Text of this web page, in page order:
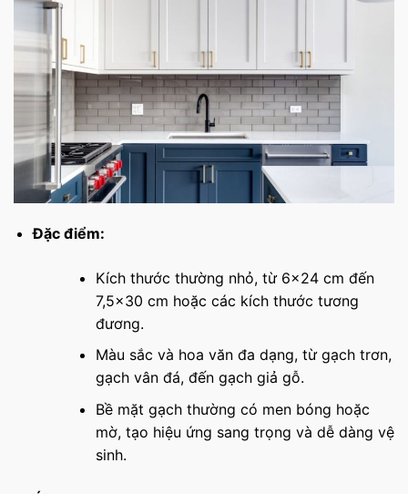
Đặc điểm:
Kích thước thường nhỏ, từ 6×24 cm đến
7,5×30 cm hoặc các kích thước tương
đương.
Màu sắc và hoa văn đa dạng, từ gạch trơn,
gạch vân đá, đến gạch giả gỗ.
Bề mặt gạch thường có men bóng hoặc
mờ, tạo hiệu ứng sang trọng và dễ dàng vệ
sinh.